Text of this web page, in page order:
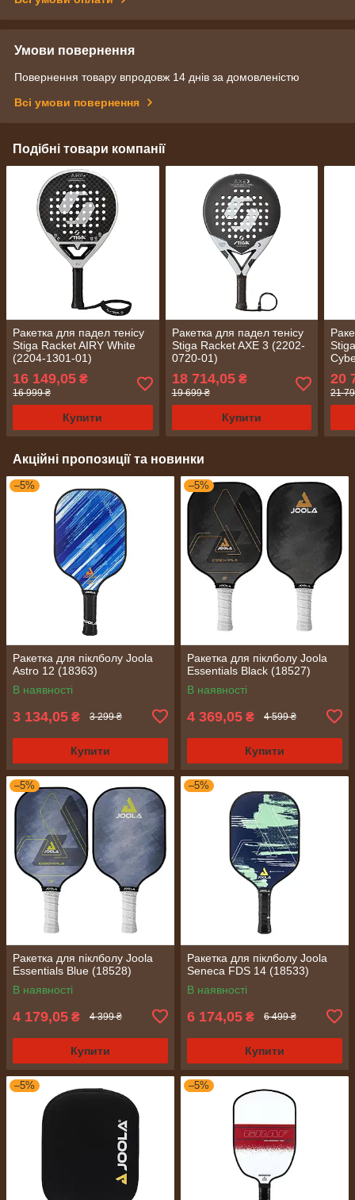
Умови повернення
Повернення товару впродовж 14 днів за домовленістю
Всі умови повернення
Подібні товари компанії
Ракетка для падел тенісу
Stiga Racket AIRY White
(2204-1301-01)
16 149,05 ₴
16 999 ₴
Купити
Ракетка для падел тенісу
Stiga Racket AXE 3 (2202-
0720-01)
18 714,05₴
19 699 ₴
Купити
20
21
Акційні пропозиції та новинки
–5%
Ракетка для піклболу Joola
Astro 12 (18363)
В наявності
3 134,05 ₴ 3 299 ₴
Купити
–5%
Ракетка для піклболу Joola
Essentials Black (18527)
В наявності
4 369,05 ₴ 4 599 ₴
Купити
–5%
Ракетка для піклболу Joola
Essentials Blue (18528)
В наявності
4 179,05 ₴ 4 399 ₴
Купити
–5%
Ракетка для піклболу Joola
Seneca FDS 14 (18533)
В наявності
6 174,05 ₴ 6 499 ₴
Купити
–5% –5%